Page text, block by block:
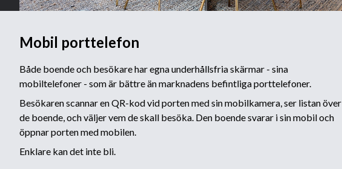
Mobil porttelefon
Både boende och besökare har egna underhållsfria skärmar - sina
mobiltelefoner - som är bättre än marknadens befintliga porttelefoner.
Besökaren scannar en QR-kod vid porten med sin mobilkamera, ser listan över
de boende, och väljer vem de skall besöka. Den boende svarar i sin mobil och
öppnar porten med mobilen.
Enklare kan det inte bli.